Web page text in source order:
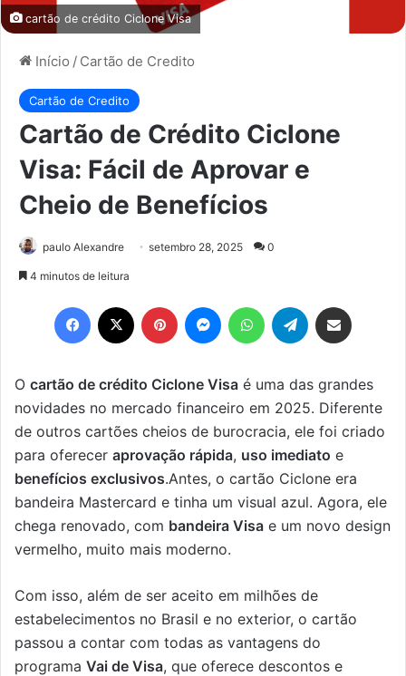
cartão de crédito Ciclone Visa
Início / Cartão de Credito
Cartão de Credito
Cartão de Crédito Ciclone
Visa: Fácil de Aprovar e
Cheio de Benefícios
paulo Alexandre setembro 28, 2025 0
4 minutos de leitura
Facebook Pinterest MessengerWhatsAppTelegram
O cartão de crédito Ciclone Visa é uma das grandes
novidades no mercado financeiro em 2025. Diferente
de outros cartões cheios de burocracia, ele foi criado
para oferecer aprovação rápida, uso imediato e
benefícios exclusivos.Antes, o cartão Ciclone era
bandeira Mastercard e tinha um visual azul. Agora, ele
chega renovado, com bandeira Visa e um novo design
vermelho, muito mais moderno.
Com isso, além de ser aceito em milhões de
estabelecimentos no Brasil e no exterior, o cartão
passou a contar com todas as vantagens do
programa Vai de Visa, que oferece descontos e